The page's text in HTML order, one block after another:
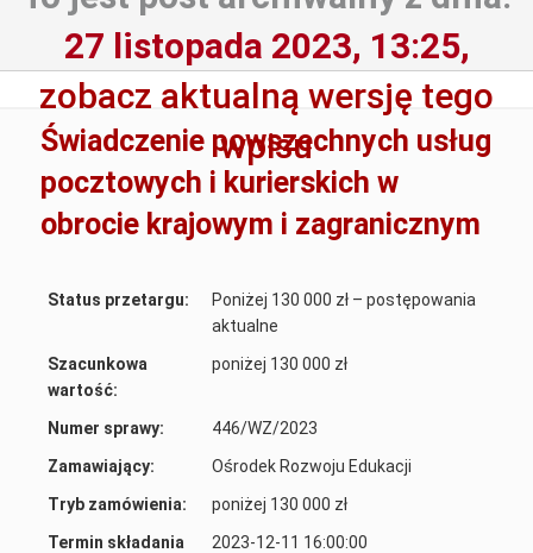
27 listopada 2023, 13:25,
zobacz aktualną wersję tego
wpisu
Świadczenie powszechnych usług
pocztowych i kurierskich w
obrocie krajowym i zagranicznym
Status przetargu:
Poniżej 130 000 zł – postępowania
aktualne
Szacunkowa
wartość:
poniżej 130 000 zł
Numer sprawy:
446/WZ/2023
Zamawiający:
Ośrodek Rozwoju Edukacji
Tryb zamówienia:
poniżej 130 000 zł
Termin składania
2023-12-11 16:00:00